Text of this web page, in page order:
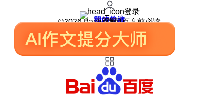
登录
我的关注
我的收藏
皮肤中心
用户反馈
设置
©2026 Baidu 使用百度前必读